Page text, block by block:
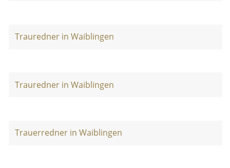
Trauredner in Waiblingen
Trauredner in Waiblingen
Trauerredner in Waiblingen